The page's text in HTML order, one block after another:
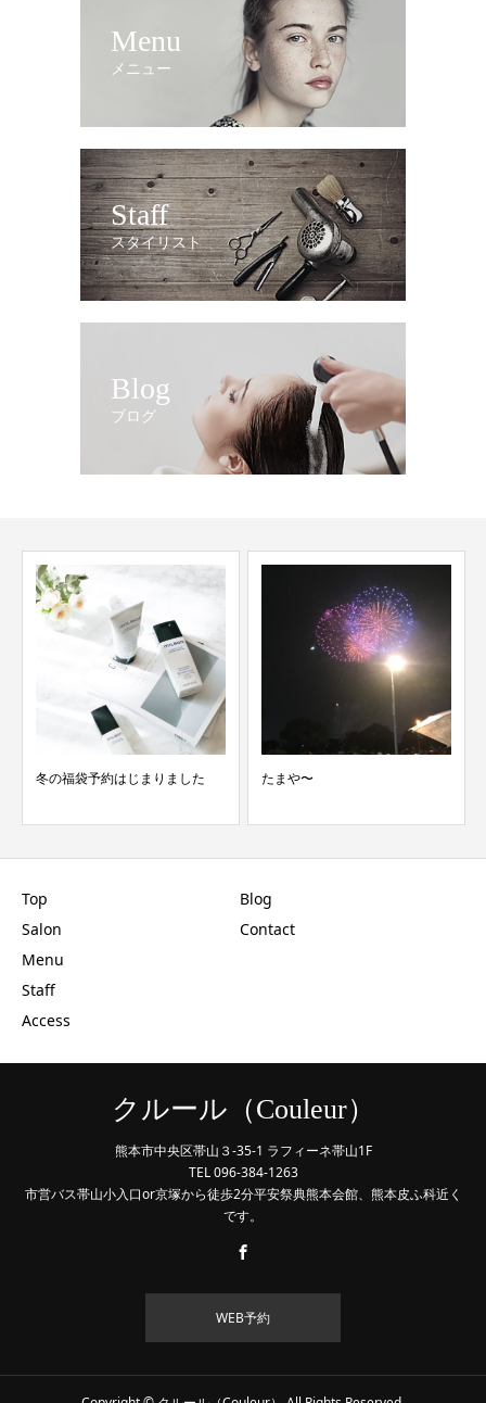
Menu
メニュー
Staff
スタイリスト
Blog
ブログ
冬の福袋予約はじまりました たまや〜
Top
Salon
Menu
Staff
Access
Blog
Contact
クルール（Couleur）
熊本市中央区帯山３-35-1 ラフィーネ帯山1F
TEL 096-384-1263
市営バス帯山小入口or京塚から徒歩2分平安祭典熊本会館、熊本皮ふ科近く
です。
WEB予約